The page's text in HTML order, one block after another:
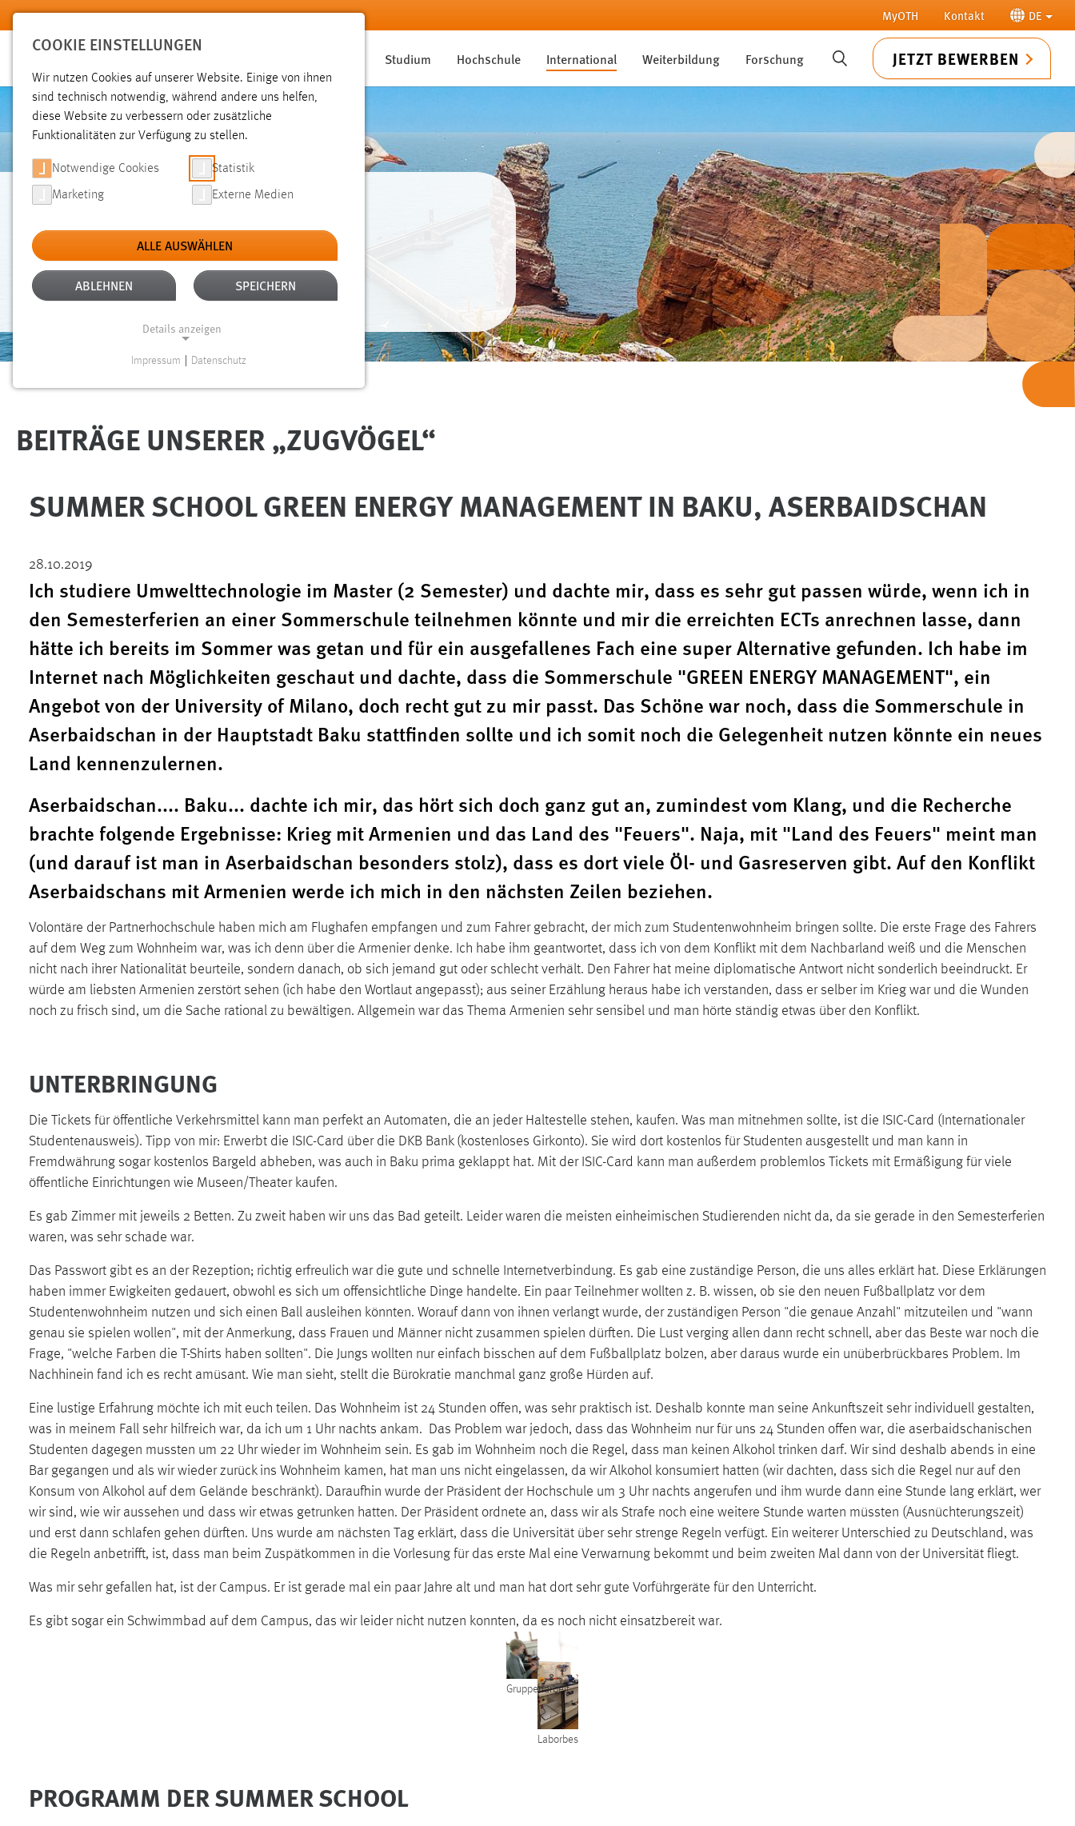
Zum Hauptinhalt springen MyOTH Kontakt DE
Studium Hochschule International Weiterbildung Forschung SUCHE JETZT BEWERBEN
AUSLANDSBLOG
ZUGVÖGEL
BEITRÄGE UNSERER „ZUGVÖGEL“
SUMMER SCHOOL GREEN ENERGY MANAGEMENT IN BAKU, ASERBAIDSCHAN
28.10.2019
Ich studiere Umwelttechnologie im Master (2 Semester) und dachte mir, dass es sehr gut passen würde, wenn ich in
den Semesterferien an einer Sommerschule teilnehmen könnte und mir die erreichten ECTs anrechnen lasse, dann
hätte ich bereits im Sommer was getan und für ein ausgefallenes Fach eine super Alternative gefunden. Ich habe im
Internet nach Möglichkeiten geschaut und dachte, dass die Sommerschule "GREEN ENERGY MANAGEMENT", ein
Angebot von der University of Milano, doch recht gut zu mir passt. Das Schöne war noch, dass die Sommerschule in
Aserbaidschan in der Hauptstadt Baku stattfinden sollte und ich somit noch die Gelegenheit nutzen könnte ein neues
Land kennenzulernen.
Aserbaidschan.... Baku... dachte ich mir, das hört sich doch ganz gut an, zumindest vom Klang, und die Recherche
brachte folgende Ergebnisse: Krieg mit Armenien und das Land des "Feuers". Naja, mit "Land des Feuers" meint man
(und darauf ist man in Aserbaidschan besonders stolz), dass es dort viele Öl- und Gasreserven gibt. Auf den Konflikt
Aserbaidschans mit Armenien werde ich mich in den nächsten Zeilen beziehen.
Volontäre der Partnerhochschule haben mich am Flughafen empfangen und zum Fahrer gebracht, der mich zum Studentenwohnheim bringen sollte. Die erste Frage des Fahrers
auf dem Weg zum Wohnheim war, was ich denn über die Armenier denke. Ich habe ihm geantwortet, dass ich von dem Konflikt mit dem Nachbarland weiß und die Menschen
nicht nach ihrer Nationalität beurteile, sondern danach, ob sich jemand gut oder schlecht verhält. Den Fahrer hat meine diplomatische Antwort nicht sonderlich beeindruckt. Er
würde am liebsten Armenien zerstört sehen (ich habe den Wortlaut angepasst); aus seiner Erzählung heraus habe ich verstanden, dass er selber im Krieg war und die Wunden
noch zu frisch sind, um die Sache rational zu bewältigen. Allgemein war das Thema Armenien sehr sensibel und man hörte ständig etwas über den Konflikt.
UNTERBRINGUNG
Gruppenarbeit
Laborbesichtigung
Die Tickets für öffentliche Verkehrsmittel kann man perfekt an Automaten, die an jeder Haltestelle stehen, kaufen. Was man mitnehmen sollte, ist die ISIC-Card (Internationaler
Studentenausweis). Tipp von mir: Erwerbt die ISIC-Card über die DKB Bank (kostenloses Girkonto). Sie wird dort kostenlos für Studenten ausgestellt und man kann in
Fremdwährung sogar kostenlos Bargeld abheben, was auch in Baku prima geklappt hat. Mit der ISIC-Card kann man außerdem problemlos Tickets mit Ermäßigung für viele
öffentliche Einrichtungen wie Museen/Theater kaufen.
Es gab Zimmer mit jeweils 2 Betten. Zu zweit haben wir uns das Bad geteilt. Leider waren die meisten einheimischen Studierenden nicht da, da sie gerade in den Semesterferien
waren, was sehr schade war.
Das Passwort gibt es an der Rezeption; richtig erfreulich war die gute und schnelle Internetverbindung. Es gab eine zuständige Person, die uns alles erklärt hat. Diese Erklärungen
haben immer Ewigkeiten gedauert, obwohl es sich um offensichtliche Dinge handelte. Ein paar Teilnehmer wollten z. B. wissen, ob sie den neuen Fußballplatz vor dem
Studentenwohnheim nutzen und sich einen Ball ausleihen könnten. Worauf dann von ihnen verlangt wurde, der zuständigen Person "die genaue Anzahl" mitzuteilen und "wann
genau sie spielen wollen", mit der Anmerkung, dass Frauen und Männer nicht zusammen spielen dürften. Die Lust verging allen dann recht schnell, aber das Beste war noch die
Frage, "welche Farben die T-Shirts haben sollten". Die Jungs wollten nur einfach bisschen auf dem Fußballplatz bolzen, aber daraus wurde ein unüberbrückbares Problem. Im
Nachhinein fand ich es recht amüsant. Wie man sieht, stellt die Bürokratie manchmal ganz große Hürden auf.
Eine lustige Erfahrung möchte ich mit euch teilen. Das Wohnheim ist 24 Stunden offen, was sehr praktisch ist. Deshalb konnte man seine Ankunftszeit sehr individuell gestalten,
was in meinem Fall sehr hilfreich war, da ich um 1 Uhr nachts ankam. Das Problem war jedoch, dass das Wohnheim nur für uns 24 Stunden offen war, die aserbaidschanischen
Studenten dagegen mussten um 22 Uhr wieder im Wohnheim sein. Es gab im Wohnheim noch die Regel, dass man keinen Alkohol trinken darf. Wir sind deshalb abends in eine
Bar gegangen und als wir wieder zurück ins Wohnheim kamen, hat man uns nicht eingelassen, da wir Alkohol konsumiert hatten (wir dachten, dass sich die Regel nur auf den
Konsum von Alkohol auf dem Gelände beschränkt). Daraufhin wurde der Präsident der Hochschule um 3 Uhr nachts angerufen und ihm wurde dann eine Stunde lang erklärt, wer
wir sind, wie wir aussehen und dass wir etwas getrunken hatten. Der Präsident ordnete an, dass wir als Strafe noch eine weitere Stunde warten müssten (Ausnüchterungszeit)
und erst dann schlafen gehen dürften. Uns wurde am nächsten Tag erklärt, dass die Universität über sehr strenge Regeln verfügt. Ein weiterer Unterschied zu Deutschland, was
die Regeln anbetrifft, ist, dass man beim Zuspätkommen in die Vorlesung für das erste Mal eine Verwarnung bekommt und beim zweiten Mal dann von der Universität fliegt.
Was mir sehr gefallen hat, ist der Campus. Er ist gerade mal ein paar Jahre alt und man hat dort sehr gute Vorführgeräte für den Unterricht.
Es gibt sogar ein Schwimmbad auf dem Campus, das wir leider nicht nutzen konnten, da es noch nicht einsatzbereit war.
PROGRAMM DER SUMMER SCHOOL
COOKIE EINSTELLUNGEN
Wir nutzen Cookies auf unserer Website. Einige von ihnen
sind technisch notwendig, während andere uns helfen,
diese Website zu verbessern oder zusätzliche
Funktionalitäten zur Verfügung zu stellen.
Notwendige Cookies Statistik
Marketing Externe Medien
ALLE AUSWÄHLEN
ABLEHNEN SPEICHERN
Details anzeigen
Website erforderlich.
Name: cookie_consent
Performance
Name: staticfilecache
Zweck:
Für performante Seitenauslieferung wird
in diesem Cookie gespeichert, ob man
Sprachpräferenz
Name: site-language-preference
Zweck:
Das Cookie speichert die gewählte
Sprache der Website.
Cookie Laufzeit:
Chat
MibewSessionID, MIBEW_UserID,
mibew_locale, mibew-chat-frame-style-
5e9dbeb1811c0446
Cookie Laufzeit: MibewSessionID, mibew-chat-frame-
Sitzungslaufzeit, mibew_locale = 3
Jahre, MIBEW_UserID = 1 Jahr
Login
Name: fe_user, be_user, be_lastLoginProvider
der Website einloggen zu können.
Cookie Laufzeit: 24 Stunden
STATISTIK
Diese Informationen helfen uns zu verstehen, wie
unsere Besucher unsere Website nutzen.
Matomo
Name: _pk_ref, _pk_cvar, _pk_id, _pk_ses
Zweck: Zugriffsstatistik
Cookie Laufzeit: Max. 13 Monate
MARKETING
Anbieter: Google Ireland Limited
Impressum Datenschutz